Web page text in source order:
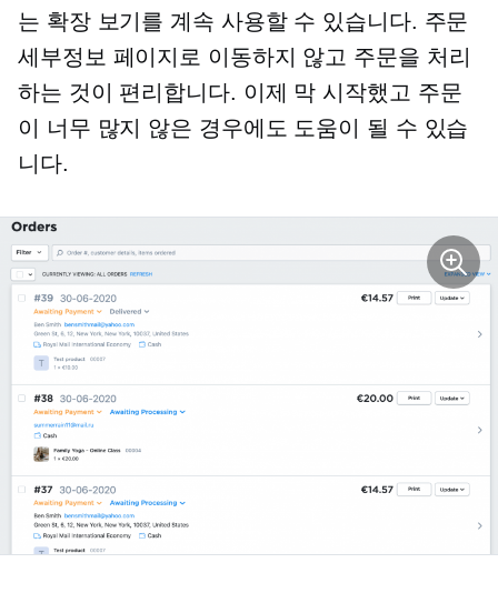
는 확장 보기를 계속 사용할 수 있습니다. 주문
세부정보 페이지로 이동하지 않고 주문을 처리
하는 것이 편리합니다. 이제 막 시작했고 주문
이 너무 많지 않은 경우에도 도움이 될 수 있습
니다.